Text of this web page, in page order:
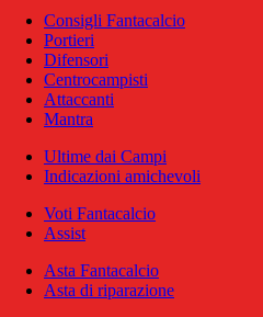
Consigli Fantacalcio
Portieri
Difensori
Centrocampisti
Attaccanti
Mantra
Ultime dai Campi
Indicazioni amichevoli
Voti Fantacalcio
Assist
Asta Fantacalcio
Asta di riparazione